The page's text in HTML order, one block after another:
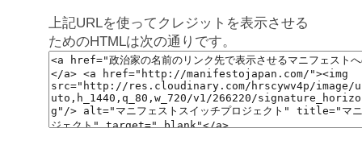
上記URLを使ってクレジットを表示させる
ためのHTMLは次の通りです。